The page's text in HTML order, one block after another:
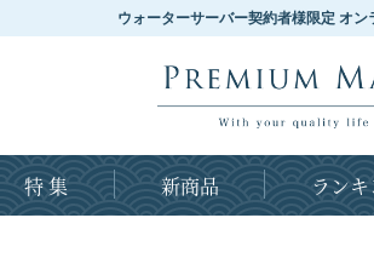
ウォーターサーバー契約者様限定 オン
特 集 新商品 ラン